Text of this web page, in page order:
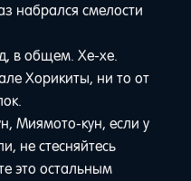
набрался смелости
общем. Хе-хе.
Хорикиты, ни то от
Миямото-кун, если у
не стесняйтесь
это остальным